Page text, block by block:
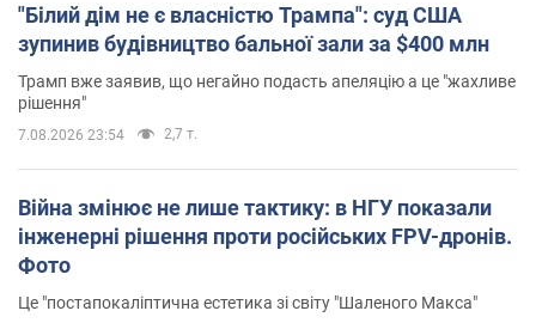
"Білий дім не є власністю Трампа": суд США
зупинив будівництво бальної зали за $400 млн
Трамп вже заявив, що негайно подасть апеляцію а це "жахливе
рішення"
7.08.2026 23:54 2,7 т.
Війна змінює не лише тактику: в НГУ показали
інженерні рішення проти російських FPV-дронів.
Фото
Це "постапокаліптична естетика зі світу "Шаленого Макса"